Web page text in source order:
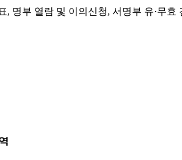
부 열람 및 이의신청, 서명부 유·무